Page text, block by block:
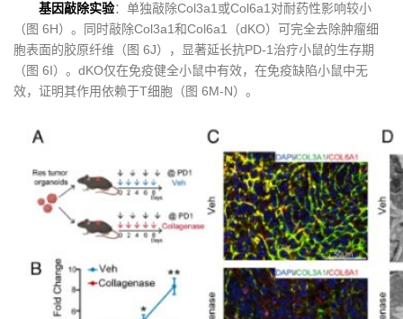
基因敲除实验：单独敲除Col3a1或Col6a1对耐药性影响较小
（图 6H）。同时敲除Col3a1和Col6a1（dKO）可完全去除肿瘤细
胞表面的胶原纤维（图 6J），显著延长抗PD-1治疗小鼠的生存期
（图 6I）。dKO仅在免疫健全小鼠中有效，在免疫缺陷小鼠中无
效，证明其作用依赖于T细胞（图 6M-N）。